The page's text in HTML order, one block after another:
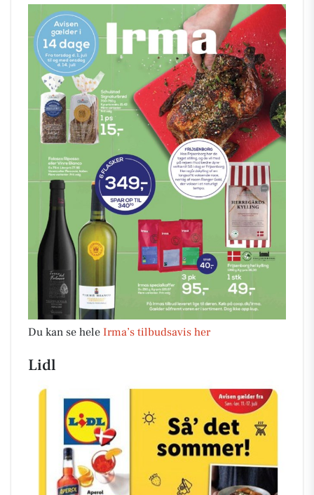
Du kan se hele Irma’s tilbudsavis her
Lidl